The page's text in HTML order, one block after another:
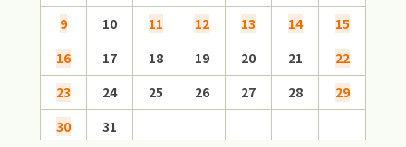
9
10 11 12 13 14
15
16
17 18 19 20 21
22
23
24 25 26 27 28
29
30
31